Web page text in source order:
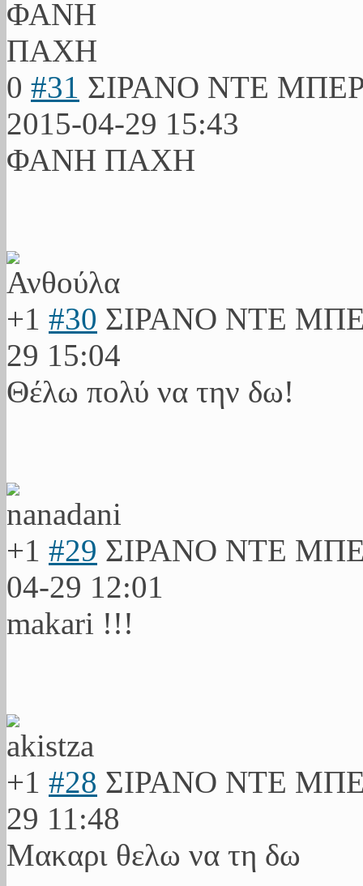
0 #31 ΣΙΡΑΝΟ ΝΤΕ
2015-04-29 15:43
ΦΑΝΗ ΠΑΧΗ
+1 #30 ΣΙΡΑΝΟ ΝΤΕ
29 15:04
Θέλω πολύ να την δω!
+1 #29 ΣΙΡΑΝΟ ΝΤΕ
04-29 12:01
makari !!!
+1 #28 ΣΙΡΑΝΟ ΝΤΕ
29 11:48
Μακαρι θελω να τη δω